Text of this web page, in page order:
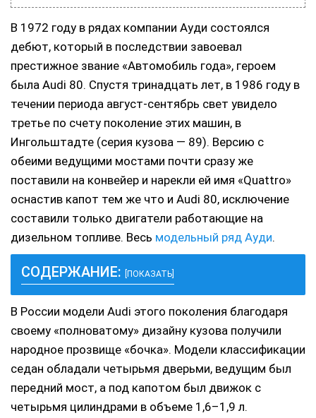
В 1972 году в рядах компании Ауди состоялся
дебют, который в последствии завоевал
престижное звание «Автомобиль года», героем
была Audi 80. Спустя тринадцать лет, в 1986 году в
течении периода август-сентябрь свет увидело
третье по счету поколение этих машин, в
Ингольштадте (серия кузова — 89). Версию с
обеими ведущими мостами почти сразу же
поставили на конвейер и нарекли ей имя «Quattro»
оснастив капот тем же что и Audi 80, исключение
составили только двигатели работающие на
дизельном топливе. Весь модельный ряд Ауди.
СОДЕРЖАНИЕ: [ПОКАЗАТЬ]
В России модели Audi этого поколения благодаря
своему «полноватому» дизайну кузова получили
народное прозвище «бочка». Модели классификации
седан обладали четырьмя дверьми, ведущим был
передний мост, а под капотом был движок с
четырьмя цилиндрами в объеме 1,6–1,9 л.